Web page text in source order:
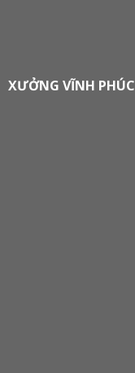
XƯỞNG VĨNH PHÚC